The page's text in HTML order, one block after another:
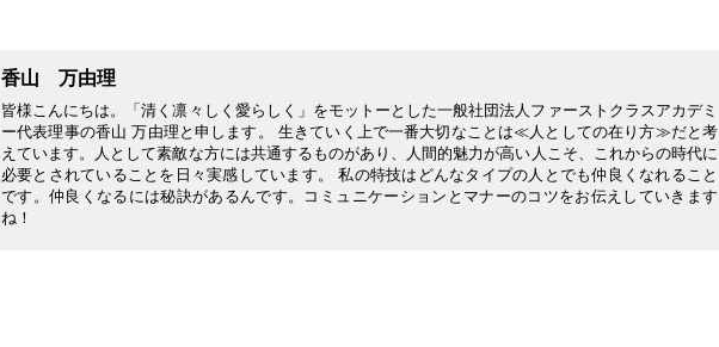
香山 万由理
皆様こんにちは。「清く凛々しく愛らしく」をモットーとした一般社団法人ファーストクラスアカデミ
ー代表理事の香山 万由理と申します。 生きていく上で一番大切なことは≪人としての在り方≫だと考
えています。人として素敵な方には共通するものがあり、人間的魅力が高い人こそ、これからの時代に
必要とされていることを日々実感しています。 私の特技はどんなタイプの人とでも仲良くなれること
です。仲良くなるには秘訣があるんです。コミュニケーションとマナーのコツをお伝えしていきます
ね！